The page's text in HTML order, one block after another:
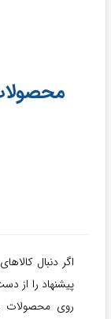
اگر دنبال
روی محصولات